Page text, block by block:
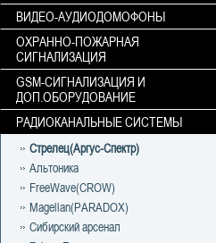
ВИДЕО-АУДИОДОМОФОНЫ
ОХРАННО-ПОЖАРНАЯ
СИГНАЛИЗАЦИЯ
GSM-СИГНАЛИЗАЦИЯ И
ДОП.ОБОРУДОВАНИЕ
РАДИОКАНАЛЬНЫЕ СИСТЕМЫ
Стрелец(Аргус-Спектр)
Альтоника
FreeWave(CROW)
Magellan(PARADOX)
Сибирский арсенал